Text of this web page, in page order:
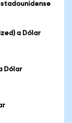
a Dólar
Dólar